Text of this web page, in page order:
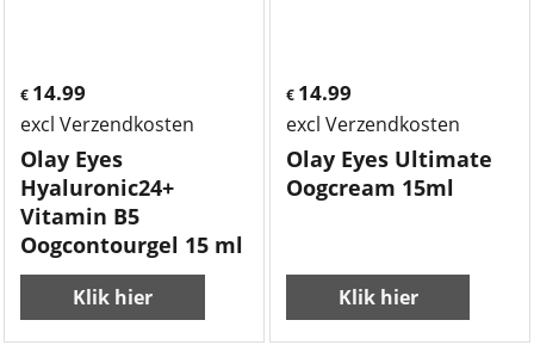
€ 14.99
excl Verzendkosten
Olay Eyes
Hyaluronic24+
Vitamin B5
Oogcontourgel 15 ml
Klik hier
€ 14.99
excl Verzendkosten
Olay Eyes Ultimate
Oogcream 15ml
Klik hier